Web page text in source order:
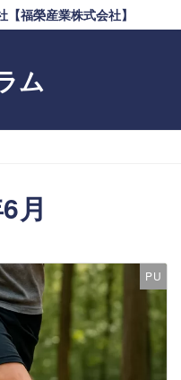
福榮産業株式会社】
ム
月
PU